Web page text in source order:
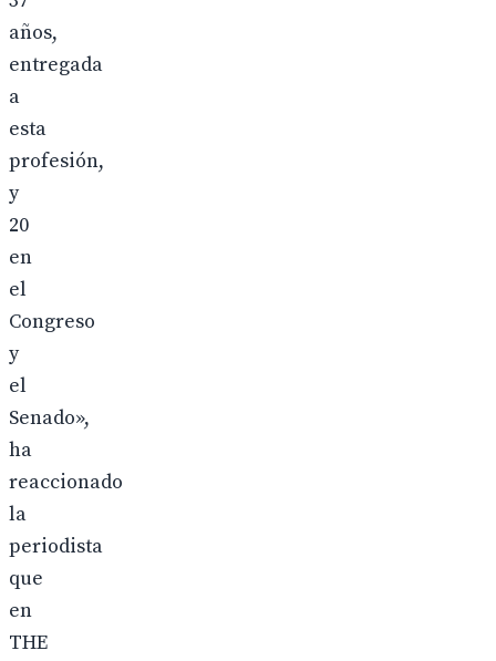
años,
entregada
a
esta
profesión,
y
20
en
el
Congreso
y
el
Senado»,
ha
reaccionado
la
periodista
que
en
THE